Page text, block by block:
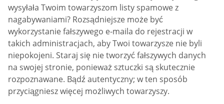
wysyłała Twoim towarzyszom listy spamowe z
nagabywaniami? Rozsądniejsze może być
wykorzystanie fałszywego e-maila do rejestracji w
takich administracjach, aby Twoi towarzysze nie byli
niepokojeni. Staraj się nie tworzyć fałszywych danych
na swojej stronie, ponieważ sztuczki są skutecznie
rozpoznawane. Bądź autentyczny; w ten sposób
przyciągniesz więcej możliwych towarzyszy.